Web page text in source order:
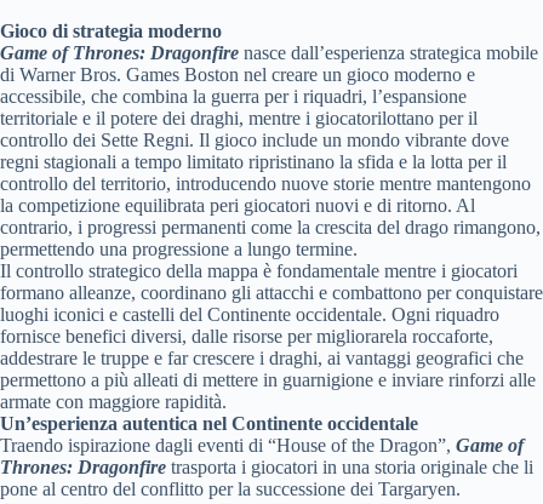
Gioco di strategia moderno
Game of Thrones: Dragonfire nasce dall’esperienza strategica mobile
di Warner Bros. Games Boston nel creare un gioco moderno e
accessibile, che combina la guerra per i riquadri, l’espansione
territoriale e il potere dei draghi, mentre i giocatorilottano per il
controllo dei Sette Regni. Il gioco include un mondo vibrante dove
regni stagionali a tempo limitato ripristinano la sfida e la lotta per il
controllo del territorio, introducendo nuove storie mentre mantengono
la competizione equilibrata peri giocatori nuovi e di ritorno. Al
contrario, i progressi permanenti come la crescita del drago rimangono,
permettendo una progressione a lungo termine.
Il controllo strategico della mappa è fondamentale mentre i giocatori
formano alleanze, coordinano gli attacchi e combattono per conquistare
luoghi iconici e castelli del Continente occidentale. Ogni riquadro
fornisce benefici diversi, dalle risorse per migliorarela roccaforte,
addestrare le truppe e far crescere i draghi, ai vantaggi geografici che
permettono a più alleati di mettere in guarnigione e inviare rinforzi alle
armate con maggiore rapidità.
Un’esperienza autentica nel Continente occidentale
Traendo ispirazione dagli eventi di “House of the Dragon”, Game of
Thrones: Dragonfire trasporta i giocatori in una storia originale che li
pone al centro del conflitto per la successione dei Targaryen.